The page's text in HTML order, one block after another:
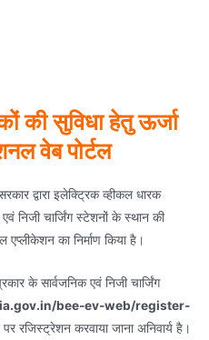
की सुविधा हेतु ऊर्जा
वेब पोर्टल
द्वारा इलेक्ट्रिक व्हीकल धारक
निजी चार्जिंग स्टेशनों के स्थान की
एप्लीकेशन का निर्माण किया है।
के सार्वजनिक एवं निजी चार्जिंग
bee-ev-web/register-
पर रजिस्ट्रेशन करवाया जाना अनिवार्य है।